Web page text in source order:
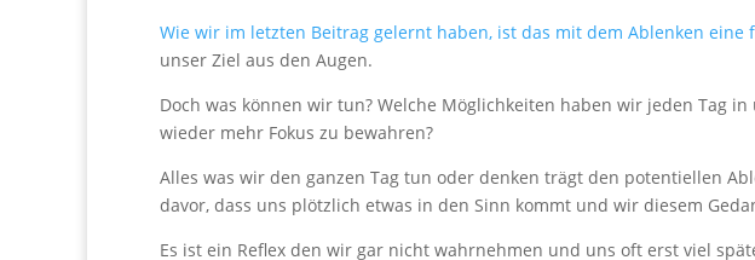
Wie wir im letzten Beitrag gelernt haben, ist das mit dem Ablenken eine
unser Ziel aus den Augen.
Doch was können wir tun? Welche Möglichkeiten haben wir jeden Tag
wieder mehr Fokus zu bewahren?
Alles was wir den ganzen Tag tun oder denken trägt den potentiellen
davor, dass uns plötzlich etwas in den Sinn kommt und wir diesem
Es ist ein Reflex den wir gar nicht wahrnehmen und uns oft erst viel